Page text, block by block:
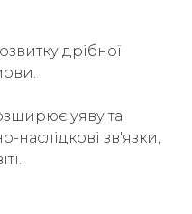
дрібної
уяву та
зв'язки,